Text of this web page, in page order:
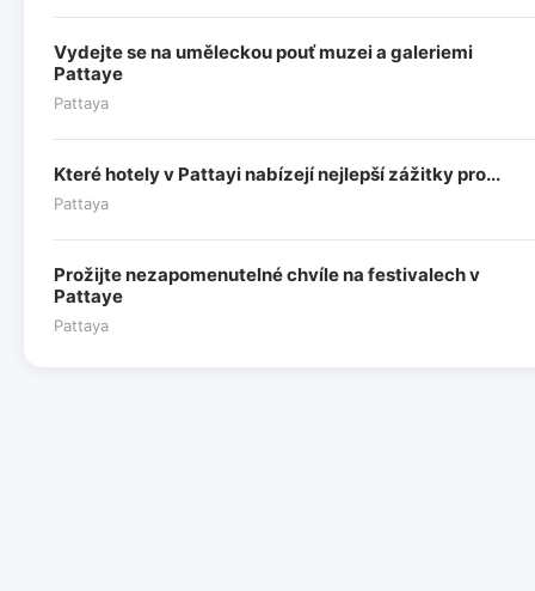
Vydejte se na uměleckou pouť muzei a galeriemi
Pattaye
Pattaya
Které hotely v Pattayi nabízejí nejlepší zážitky pro...
Pattaya
Prožijte nezapomenutelné chvíle na festivalech v
Pattaye
Pattaya